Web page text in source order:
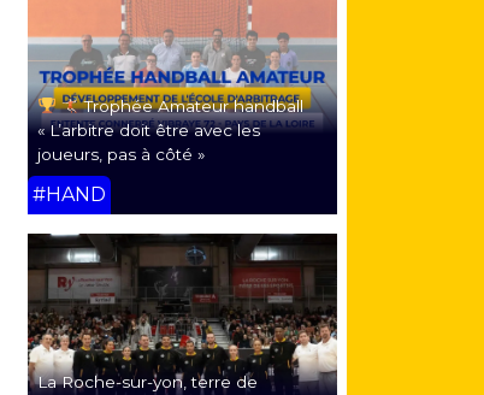
Trophée Amateur handball
« L’arbitre doit être avec les
joueurs, pas à côté »
#HAND
La Roche-sur-yon, terre de